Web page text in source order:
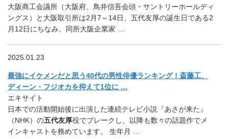
大阪商工会議所（大阪府、鳥井信吾会頭・サントリーホールディ
ングス）と大阪取引所は2月7～14日、五代友厚の誕生日である2
月12日にちなみ、同所大阪企業家 …
2025.01.23
最強にイケメンだと思う40代の男性俳優ランキング！斎藤工、
ディーン・フジオカを抑えて1位に …
エキサイト
日本での活動開始後に出演した連続テレビ小説『あさが来た』
（NHK）の五代友厚役でブレークし、以降も数々の話題作でメ
インキャストを務めています。 生年月 …